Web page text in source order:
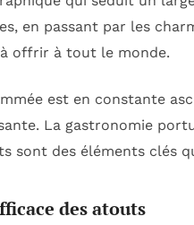
en passant par les
à offrir à tout le monde.
est en constante
La gastronomie
sont des éléments clés
des atouts